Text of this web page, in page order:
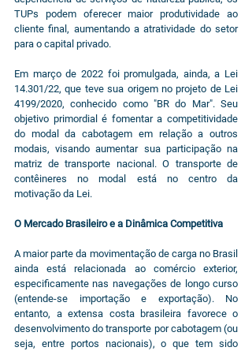
TUPs podem oferecer maior produtividade ao
cliente final, aumentando a atratividade do setor
para o capital privado.
Em março de 2022 foi promulgada, ainda, a Lei
14.301/22, que teve sua origem no projeto de Lei
4199/2020, conhecido como "BR do Mar". Seu
objetivo primordial é fomentar a competitividade
do modal da cabotagem em relação a outros
modais, visando aumentar sua participação na
matriz de transporte nacional. O transporte de
contêineres no modal está no centro da
motivação da Lei.
O Mercado Brasileiro e a Dinâmica Competitiva
A maior parte da movimentação de carga no Brasil
ainda está relacionada ao comércio exterior,
especificamente nas navegações de longo curso
(entende-se importação e exportação). No
entanto, a extensa costa brasileira favorece o
desenvolvimento do transporte por cabotagem (ou
seja, entre portos nacionais), o que tem sido